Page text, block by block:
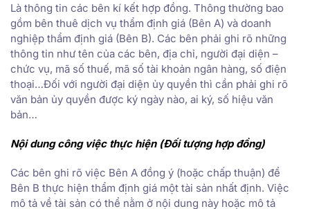
Là thông tin các bên kí kết hợp đồng. Thông thường bao
gồm bên thuê dịch vụ thẩm định giá (Bên A) và doanh
nghiệp thẩm định giá (Bên B). Các bên phải ghi rõ những
thông tin như tên của các bên, địa chỉ, người đại diện –
chức vụ, mã số thuế, mã số tài khoản ngân hàng, số điện
thoại…Đối với người đại diện ủy quyền thì cần phải ghi rõ
văn bản ủy quyền được ký ngày nào, ai ký, số hiệu văn
bản…
Nội dung công việc thực hiện (Đối tượng hợp đồng)
Các bên ghi rõ việc Bên A đồng ý (hoặc chấp thuận) để
Bên B thực hiện thẩm định giá một tài sản nhất định. Việc
mô tả về tài sản có thể nằm ở nội dung này hoặc mô tả